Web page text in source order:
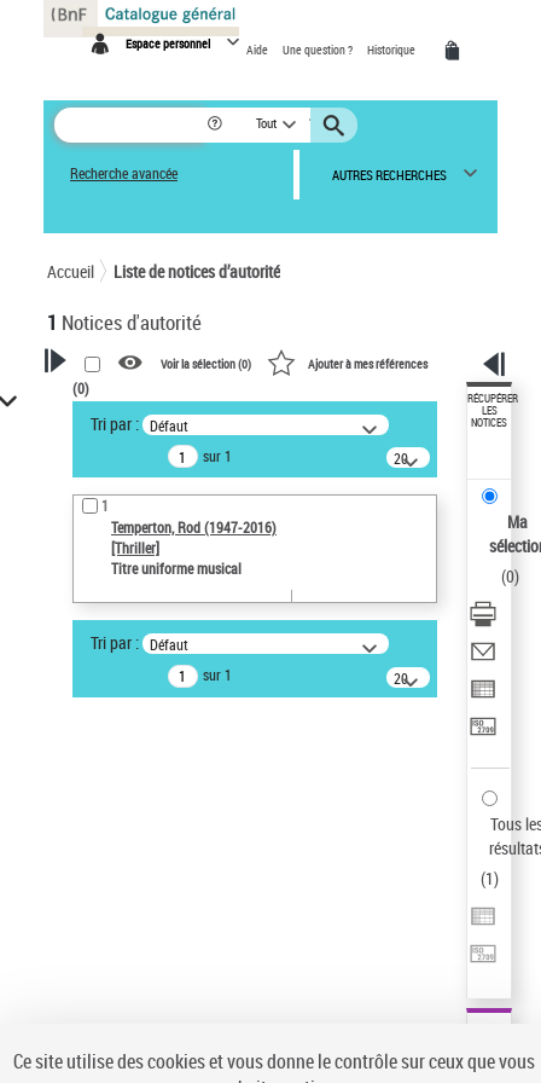
Espace personnel Aide Une question ? Historique
Tout
Recherche avancée AUTRES RECHERCHES
Accueil Liste de notices d’autorité
1 Notices d'autorité
VOTRE RECHERCHE
Recherche avancée dans les
notices d’autorité
Œuvres liées à l'auteur :
Temperton, Rod (1947-2016)
Statut de la notice d’autorité
Notice élémentaire
Type de notice d'autorité
Auteur d’œuvre
Voir la sélection (0) Ajouter à mes références
(0)
Tri par : Défaut
sur 1
20
résultats/page
1
Temperton, Rod (1947-2016)
[Thriller]
Titre uniforme musical
Tri par : Défaut
sur 1
20
résultats/page
RÉCUPÉRER
LES
NOTICES
Ma
(0)
Tous
(1)
Panneau de gestion des cookies
Ce site utilise des cookies et vous donne le contrôle sur ceux que vous